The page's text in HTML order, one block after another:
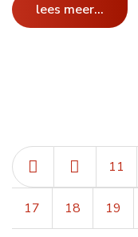
lees meer...
11
17 18 19